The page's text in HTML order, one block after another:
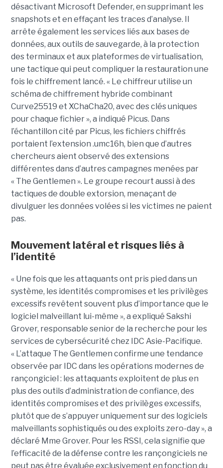
désactivant Microsoft Defender, en supprimant les
snapshots et en effaçant les traces d’analyse. Il
arrête également les services liés aux bases de
données, aux outils de sauvegarde, à la protection
des terminaux et aux plateformes de virtualisation,
une tactique qui peut compliquer la restauration une
fois le chiffrement lancé. « Le chiffreur utilise un
schéma de chiffrement hybride combinant
Curve25519 et XChaCha20, avec des clés uniques
pour chaque fichier », a indiqué Picus. Dans
l’échantillon cité par Picus, les fichiers chiffrés
portaient l’extension .umc16h, bien que d’autres
chercheurs aient observé des extensions
différentes dans d’autres campagnes menées par
« The Gentlemen ». Le groupe recourt aussi à des
tactiques de double extorsion, menaçant de
divulguer les données volées si les victimes ne paient
pas.
Mouvement latéral et risques liés à
l’identité
« Une fois que les attaquants ont pris pied dans un
système, les identités compromises et les privilèges
excessifs revêtent souvent plus d’importance que le
logiciel malveillant lui-même », a expliqué Sakshi
Grover, responsable senior de la recherche pour les
services de cybersécurité chez IDC Asie-Pacifique.
« L’attaque The Gentlemen confirme une tendance
observée par IDC dans les opérations modernes de
rançongiciel : les attaquants exploitent de plus en
plus des outils d’administration de confiance, des
identités compromises et des privilèges excessifs,
plutôt que de s’appuyer uniquement sur des logiciels
malveillants sophistiqués ou des exploits zero-day », a
déclaré Mme Grover. Pour les RSSI, cela signifie que
l’efficacité de la défense contre les rançongiciels ne
peut pas être évaluée exclusivement en fonction du